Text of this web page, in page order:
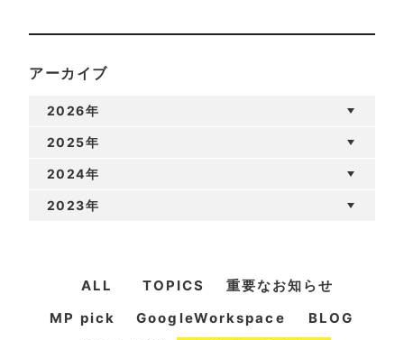
アーカイブ
2026年
2025年
2024年
2023年
ALL TOPICS
重要なお知らせ
MP pick
GoogleWorkspace
BLOG